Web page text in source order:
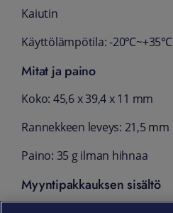
Kaiutin
Käyttölämpötila: -20℃~+35℃
Mitat ja paino
Koko: 45,6 x 39,4 x 11 mm
Rannekkeen leveys: 21,5 mm
Paino: 35 g ilman hihnaa
Myyntipakkauksen sisältö